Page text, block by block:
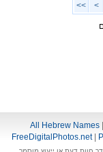
>
>>
All Hebrew Names
FreeDigitalPhotos.net|